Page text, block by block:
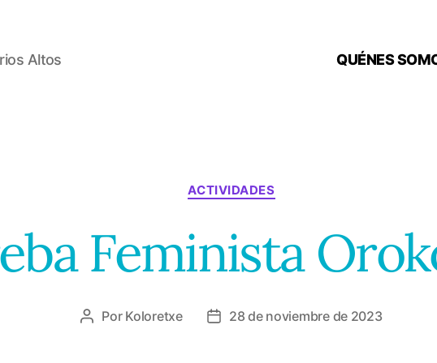
Altos QUÉNES
Categorías
ACTIVIDADES
Feminista
Autor
Por Koloretxe
Fecha28 de noviembre de 2023